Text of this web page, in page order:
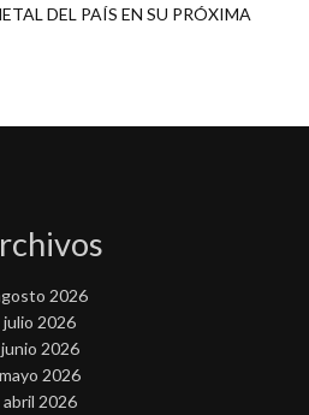
DEL PAÍS EN SU PRÓXIMA
2026
julio 2026
junio 2026
mayo 2026
abril 2026